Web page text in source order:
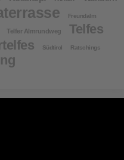
Freundalm
Telfer Almrundweg Telfes
Südtirol Ratschings